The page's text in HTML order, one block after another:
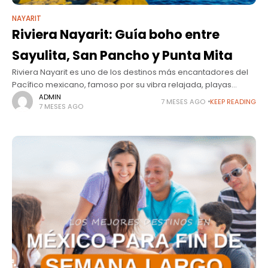
NAYARIT
Riviera Nayarit: Guía boho entre
Sayulita, San Pancho y Punta Mita
Riviera Nayarit es uno de los destinos más encantadores del
Pacífico mexicano, famoso por su vibra relajada, playas
naturales y espíritu bohemio. A diferencia de otros destinos
más urbanos, aquí
ADMIN
7 MESES AGO
7 MESES AGO KEEP READING